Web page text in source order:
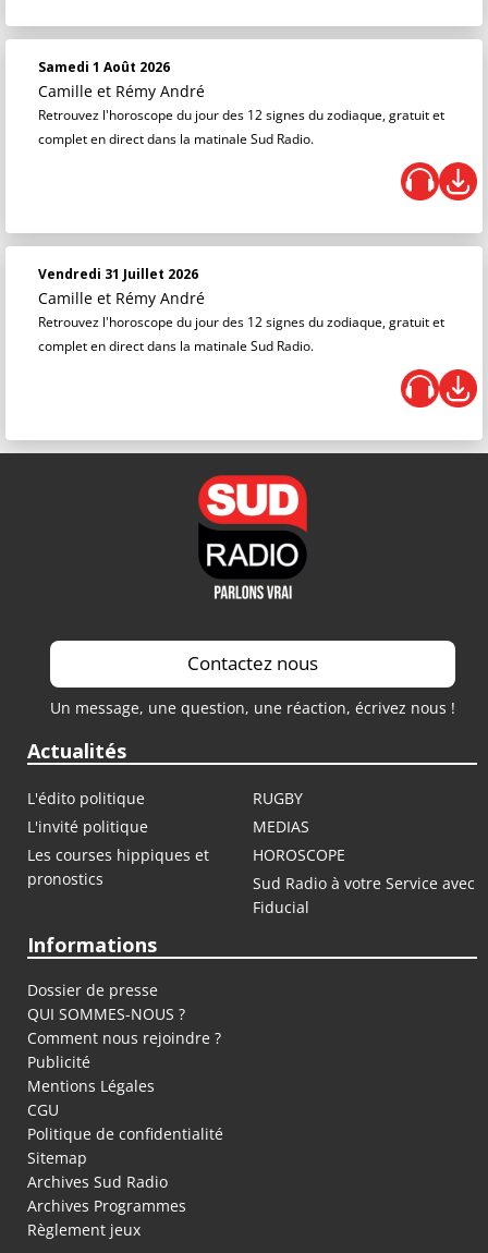
Samedi 1 Août 2026
Camille et Rémy André
Retrouvez l'horoscope du jour des 12 signes du zodiaque, gratuit et
complet en direct dans la matinale Sud Radio.
Vendredi 31 Juillet 2026
Camille et Rémy André
Retrouvez l'horoscope du jour des 12 signes du zodiaque, gratuit et
complet en direct dans la matinale Sud Radio.
Contactez nous
Un message, une question, une réaction, écrivez nous !
Actualités
L'édito politique
RUGBY
L'invité politique
MEDIAS
Les courses hippiques et
pronostics
HOROSCOPE
Sud Radio à votre Service avec
Fiducial
Informations
Dossier de presse
QUI SOMMES-NOUS ?
Comment nous rejoindre ?
Publicité
Mentions Légales
CGU
Politique de confidentialité
Sitemap
Archives Sud Radio
Archives Programmes
Règlement jeux